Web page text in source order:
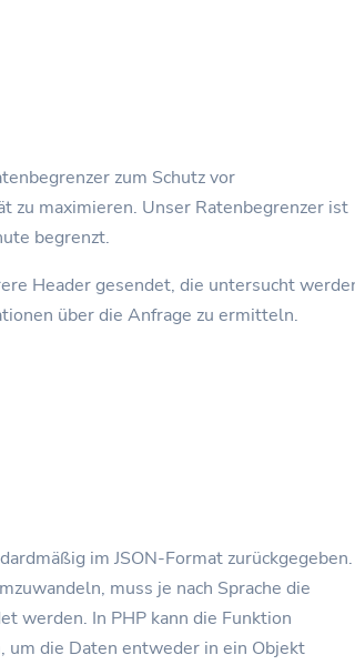
zum Schutz vor
zu maximieren. Unser Ratenbegrenzer ist
begrenzt.
Header gesendet, die untersucht
über die Anfrage zu ermitteln.
im JSON-Format zurückgegeben.
muss je nach Sprache die
werden. In PHP kann die Funktion
um die Daten entweder in ein Objekt